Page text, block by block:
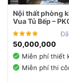
Nội thất phòng
Vua Tủ Bếp –
50,000,000
Miễn phí thiết
Miễn phí thi